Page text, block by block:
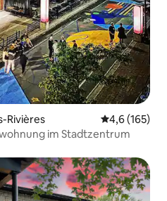
Rivières
4,6 (165)
im Stadtzentrum